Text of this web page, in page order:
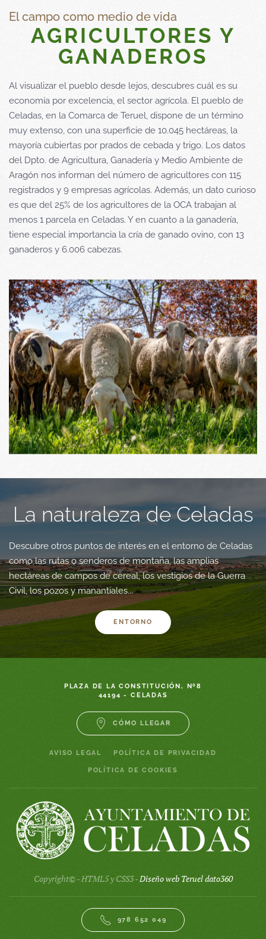
El campo como medio de vida
AGRICULTORES Y
GANADEROS
Al visualizar el pueblo desde lejos, descubres cuál es su
economía por excelencia, el sector agrícola. El pueblo de
Celadas, en la Comarca de Teruel, dispone de un término
muy extenso, con una superficie de 10.045 hectáreas, la
mayoría cubiertas por prados de cebada y trigo. Los datos
del Dpto. de Agricultura, Ganadería y Medio Ambiente de
Aragón nos informan del número de agricultores con 115
registrados y 9 empresas agrícolas. Además, un dato curioso
es que del 25% de los agricultores de la OCA trabajan al
menos 1 parcela en Celadas. Y en cuanto a la ganadería,
tiene especial importancia la cría de ganado ovino, con 13
ganaderos y 6.006 cabezas.
La naturaleza de Celadas
Descubre otros puntos de interés en el entorno de Celadas
como las rutas o senderos de montaña, las amplias
hectáreas de campos de cereal, los vestigios de la Guerra
Civil, los pozos y manantiales...
ENTORNO
PLAZA DE LA CONSTITUCIÓN, Nº8
44194 - CELADAS
CÓMO LLEGAR
AVISO LEGAL POLÍTICA DE PRIVACIDAD
POLÍTICA DE COOKIES
Copyright© - HTML5 y CSS3 - Diseño web Teruel dato360
978 652 049